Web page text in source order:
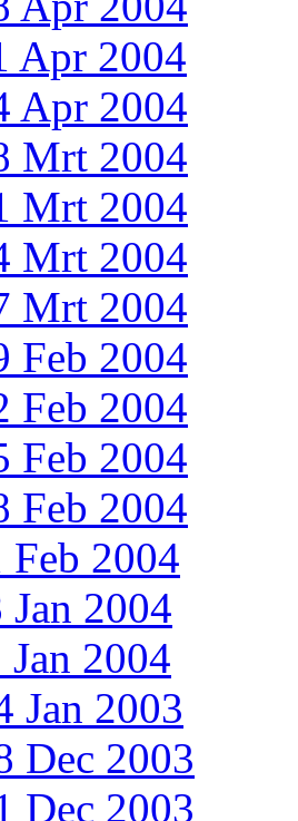
Apr 2004
Apr 2004
Mrt 2004
Mrt 2004
Mrt 2004
Mrt 2004
Feb 2004
Feb 2004
Feb 2004
Feb 2004
Feb 2004
Jan 2004
2004
Jan 2003
Dec 2003
Dec 2003